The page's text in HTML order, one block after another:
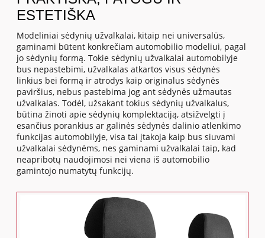
ESTETIŠKA
Modeliniai sėdynių užvalkalai, kitaip nei universalūs,
gaminami būtent konkrečiam automobilio modeliui, pagal
jo sėdynių formą. Tokie sėdynių užvalkalai automobilyje
bus nepastebimi, užvalkalas atkartos visus sėdynės
linkius bei formą ir atrodys kaip originalus sėdynės
paviršius, nebus pastebima jog ant sėdynės užmautas
užvalkalas. Todėl, užsakant tokius sėdynių užvalkalus,
būtina žinoti apie sėdynių komplektaciją, atsižvelgti į
esančius porankius ar galinės sėdynės dalinio atlenkimo
funkcijas automobilyje, visa tai įtakoja kaip bus siuvami
užvalkalai sėdynėms, nes gaminami užvalkalai taip, kad
neapribotų naudojimosi nei viena iš automobilio
gamintojo numatytų funkcijų.